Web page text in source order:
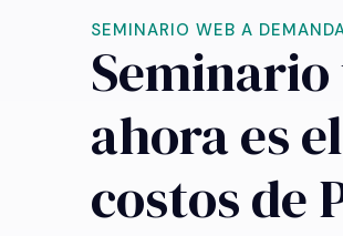
SEMINARIO WEB A
Seminario
ahora es
costos de